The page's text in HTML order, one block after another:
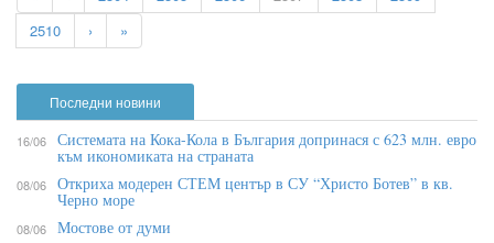
2510
› »
Последни новини
16/06 Системата на Кока-Кола в България допринася с 623 млн. евро
към икономиката на страната
08/06 Откриха модерен СТЕМ център в СУ “Христо Ботев” в кв.
Черно море
08/06 Мостове от думи